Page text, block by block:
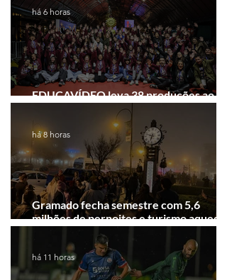
EDUCAVÍDEO leva 38 produções ao
Festival de Cinema de Gramado
há 6 horas
Gramado fecha semestre com 5,6
milhões de pernoites e turismo
Junho desponta!
há 8 horas
há 11 horas